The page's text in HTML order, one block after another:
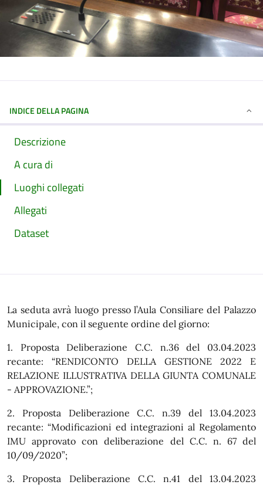
INDICE DELLA PAGINA
Descrizione
A cura di
Luoghi collegati
Allegati
Dataset
La seduta avrà luogo presso l’Aula Consiliare del Palazzo
Municipale, con il seguente ordine del giorno:
1. Proposta Deliberazione C.C. n.36 del 03.04.2023
recante: “RENDICONTO DELLA GESTIONE 2022 E
RELAZIONE ILLUSTRATIVA DELLA GIUNTA COMUNALE
- APPROVAZIONE.”;
2. Proposta Deliberazione C.C. n.39 del 13.04.2023
recante: “Modificazioni ed integrazioni al Regolamento
IMU approvato con deliberazione del C.C. n. 67 del
10/09/2020”;
3. Proposta Deliberazione C.C. n.41 del 13.04.2023